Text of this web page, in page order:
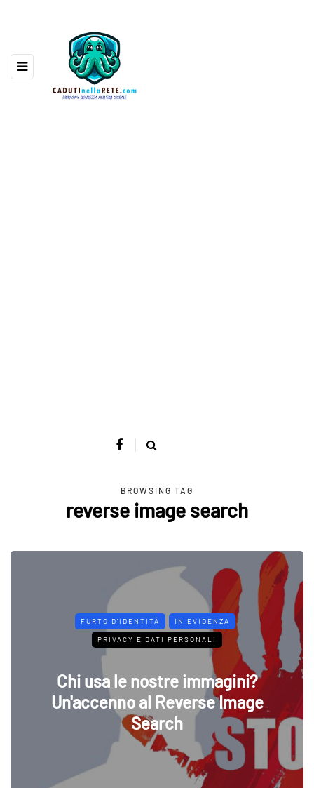
BROWSING TAG
reverse image search
FURTO D'IDENTITÀ IN EVIDENZA
PRIVACY E DATI PERSONALI
Chi usa le nostre immagini?
Un'accenno al Reverse Image
Search